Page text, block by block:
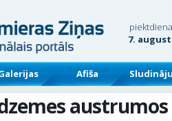
7.
Afiša
austrumos